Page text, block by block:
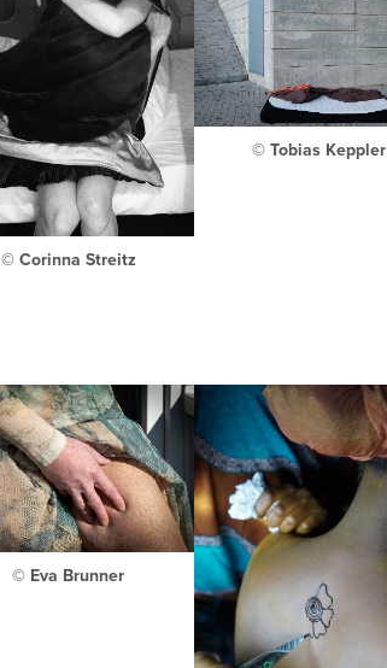
© Corinna Streitz
© Tobias Keppler
© Eva Brunner